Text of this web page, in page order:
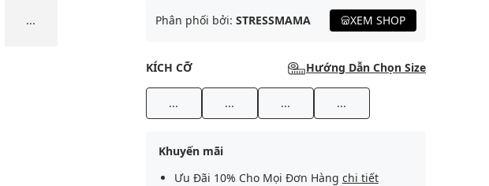
... Phân phối bởi: STRESSMAMA XEM SHOP
KÍCH CỠ Hướng Dẫn Chọn Size
... ... ... ...
Khuyến mãi
Ưu Đãi 10% Cho Mọi Đơn Hàng chi tiết